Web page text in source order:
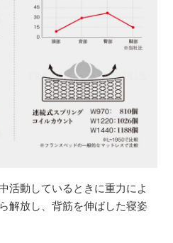
活動しているときに重力によ
解放し、背筋を伸ばした寝姿